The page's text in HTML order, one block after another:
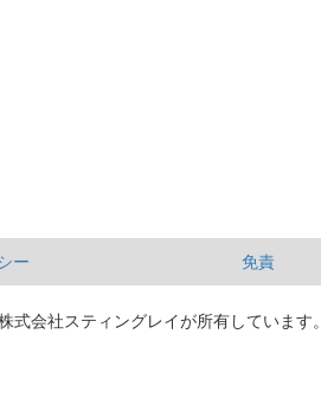
ー 免責
会社スティングレイが所有しています。